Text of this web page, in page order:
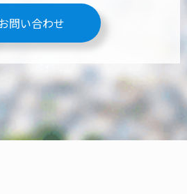
問い合わせ